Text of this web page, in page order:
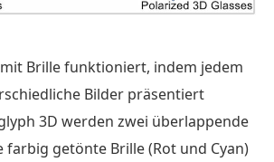
Brille funktioniert, indem jedem
Bilder präsentiert
3D werden zwei überlappende
farbig getönte Brille (Rot und Cyan)